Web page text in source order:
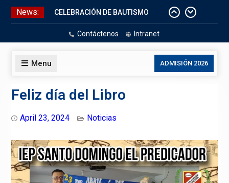
Skip
News:
CELEBRACIÓN DE BAUTISMO
Pizarras Inteligentes
Laboratorios de Cómputo
Contáctenos Intranet
Menu ADMISIÓN 2026
Feliz día del Libro
April 23, 2024 Noticias